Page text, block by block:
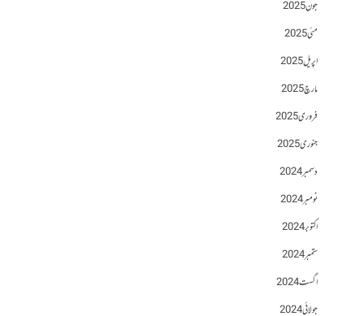
جون 2025
مئی 2025
اپریل 2025
مارچ 2025
فروری 2025
جنوری 2025
دسمبر 2024
نومبر 2024
اکتوبر 2024
ستمبر 2024
اگست 2024
جولائی 2024